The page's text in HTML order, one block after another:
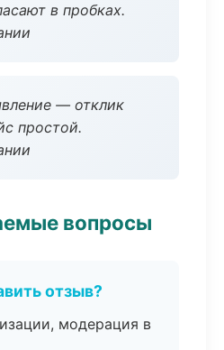
в пробках.
— отклик
простой.
вопросы
отзыв?
модерация в